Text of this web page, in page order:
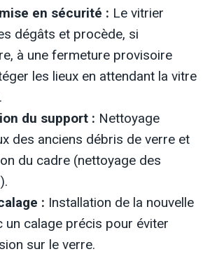
en sécurité : Le vitrier
dégâts et procède, si
à une fermeture provisoire
les lieux en attendant la vitre
du support : Nettoyage
des anciens débris de verre et
du cadre (nettoyage des
: Installation de la nouvelle
un calage précis pour éviter
sur le verre.